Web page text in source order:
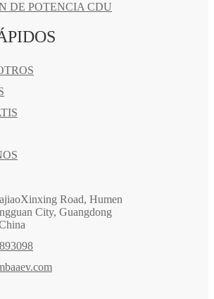
DE POTENCIA CDU
Road, Humen
City, Guangdong